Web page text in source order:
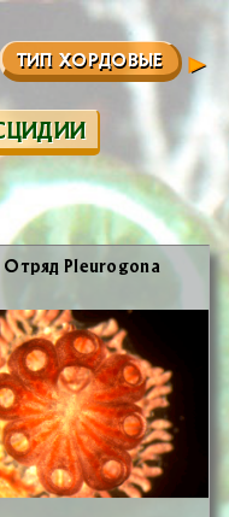
ТИП ХОРДОВЫЕ
От­ряд Pleurogona